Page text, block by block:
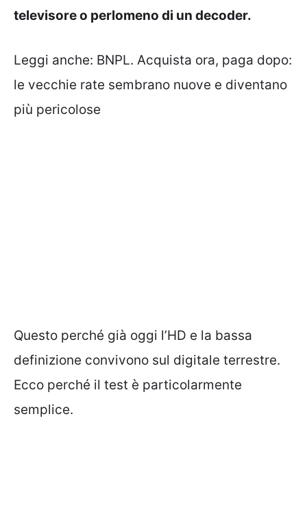
televisore o perlomeno di un decoder.
Leggi anche: BNPL. Acquista ora, paga dopo:
le vecchie rate sembrano nuove e diventano
più pericolose
Questo perché già oggi l’HD e la bassa
definizione convivono sul digitale terrestre.
Ecco perché il test è particolarmente
semplice.